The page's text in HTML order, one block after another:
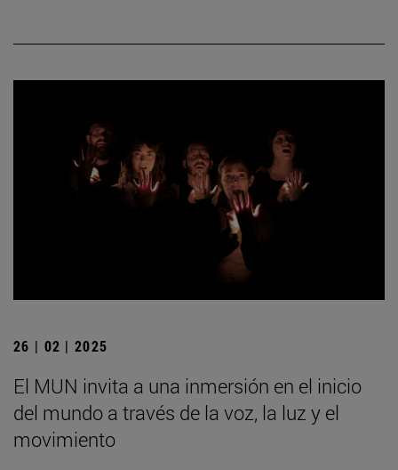
26 | 02 | 2025
El MUN invita a una inmersión en el inicio
del mundo a través de la voz, la luz y el
movimiento